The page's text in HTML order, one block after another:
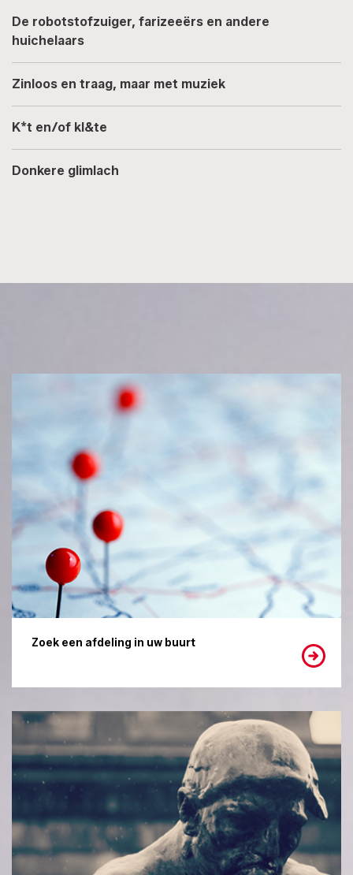
De robotstofzuiger, farizeeërs en andere
huichelaars
Zinloos en traag, maar met muziek
K*t en/of kl&te
Donkere glimlach
Zoek een afdeling in uw buurt